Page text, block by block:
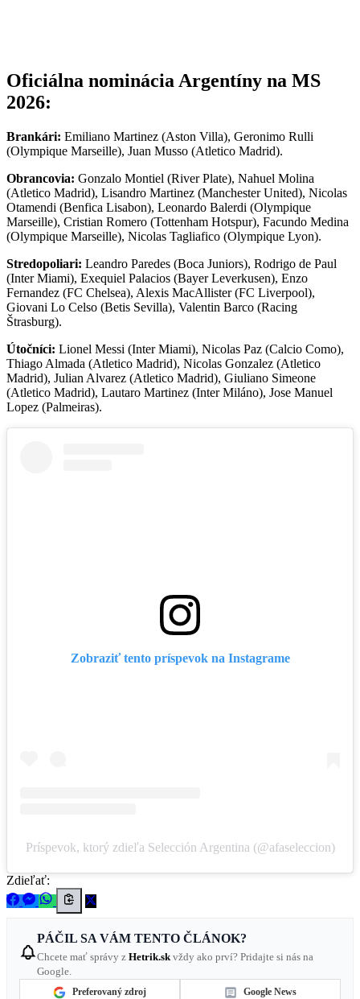
Oficiálna nominácia Argentíny na MS
2026:
Brankári: Emiliano Martinez (Aston Villa), Geronimo Rulli
(Olympique Marseille), Juan Musso (Atletico Madrid).
Obrancovia: Gonzalo Montiel (River Plate), Nahuel Molina
(Atletico Madrid), Lisandro Martinez (Manchester United), Nicolas
Otamendi (Benfica Lisabon), Leonardo Balerdi (Olympique
Marseille), Cristian Romero (Tottenham Hotspur), Facundo Medina
(Olympique Marseille), Nicolas Tagliafico (Olympique Lyon).
Stredopoliari: Leandro Paredes (Boca Juniors), Rodrigo de Paul
(Inter Miami), Exequiel Palacios (Bayer Leverkusen), Enzo
Fernandez (FC Chelsea), Alexis MacAllister (FC Liverpool),
Giovani Lo Celso (Betis Sevilla), Valentin Barco (Racing
Štrasburg).
Útočníci: Lionel Messi (Inter Miami), Nicolas Paz (Calcio Como),
Thiago Almada (Atletico Madrid), Nicolas Gonzalez (Atletico
Madrid), Julian Alvarez (Atletico Madrid), Giuliano Simeone
(Atletico Madrid), Lautaro Martinez (Inter Miláno), Jose Manuel
Lopez (Palmeiras).
Zobraziť tento príspevok na Instagrame
Príspevok, ktorý zdieľa Selección Argentina (@afaseleccion)
Zdieľať:
PÁČIL SA VÁM TENTO ČLÁNOK?
Chcete mať správy z Hetrik.sk vždy ako prví? Pridajte si nás na
Google.
Preferovaný zdroj Google News